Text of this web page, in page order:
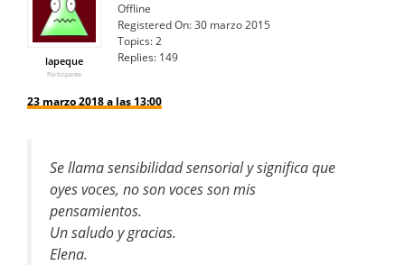
lapeque
Participante
Offline
Registered On:30 marzo 2015
Topics:2
Replies: 149
23 marzo 2018 a las 13:00
Se llama sensibilidad sensorial y significa que
oyes voces, no son voces son mis
pensamientos.
Un saludo y gracias.
Elena.